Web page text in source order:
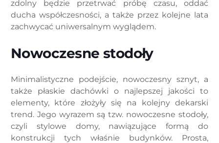
zdolny będzie przetrwać próbę czasu, oddać
ducha współczesności, a także przez kolejne lata
zachwycać uniwersalnym wyglądem.
Nowoczesne stodoły
Minimalistyczne podejście, nowoczesny sznyt, a
także płaskie dachówki o najlepszej jakości to
elementy, które złożyły się na kolejny dekarski
trend. Jego wyrazem są tzw. nowoczesne stodoły,
czyli stylowe domy, nawiązujące formą do
konstrukcji tych właśnie budynków. Prosta,